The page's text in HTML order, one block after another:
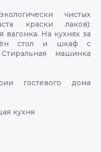
чистых
краски лаков):
вагонка. На кухнях за
стол и шкаф с
машинка
гостевого дома
кухня